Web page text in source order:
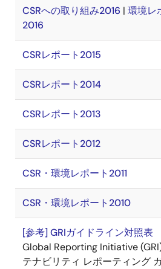
CSRへの取り組み2016 | 環境レ
2016
CSRレポート2015
CSRレポート2014
CSRレポート2013
CSRレポート2012
CSR・環境レポート2011
CSR・環境レポート2010
[参考] GRIガイドライン対照表
Global Reporting Initiative
テナビリティ レポーティング